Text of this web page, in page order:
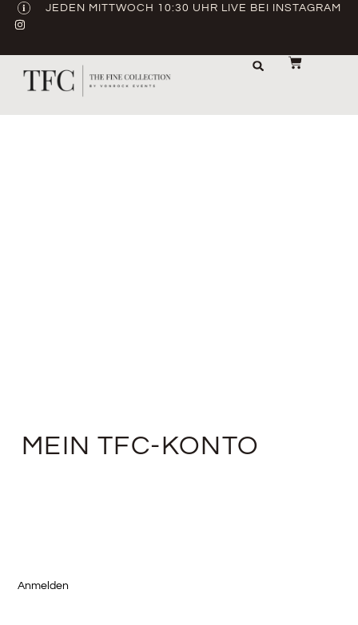
JEDEN MITTWOCH 10:30 UHR LIVE BEI INSTAGRAM
MEIN TFC-KONTO
Anmelden